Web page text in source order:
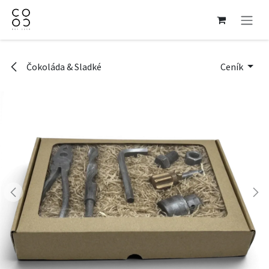
Přejít na obsah
Čokoláda & Sladké Ceník